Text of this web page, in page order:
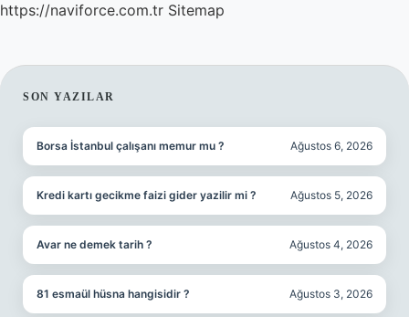
https://naviforce.com.tr Sitemap
SIDEBAR
SON YAZILAR
Borsa İstanbul çalışanı memur mu ? Ağustos 6, 2026
Kredi kartı gecikme faizi gider yazilir mi ? Ağustos 5, 2026
Avar ne demek tarih ? Ağustos 4, 2026
81 esmaül hüsna hangisidir ? Ağustos 3, 2026